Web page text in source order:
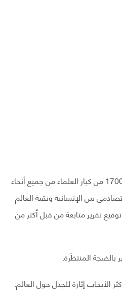
مضى أكثر من 25 عامًا منذ وقّع 1700 من كبار العلماء من جميع أنحاء
بين الإنسانية وبقية العالم
تقرير متابعة من قبل أكثر من
بالضجة المنتظَرة.
الأبحاث إثارة للجدل حول العالم.